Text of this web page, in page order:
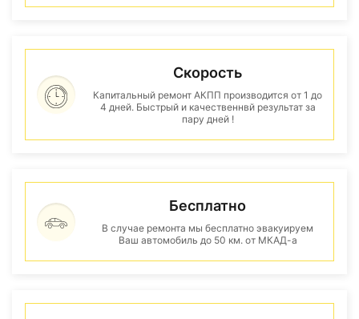
Скорость
Капитальный ремонт АКПП производится от 1 до
4 дней. Быстрый и качественнвй результат за
пару дней !
Бесплатно
В случае ремонта мы бесплатно эвакуируем
Ваш автомобиль до 50 км. от МКАД-а